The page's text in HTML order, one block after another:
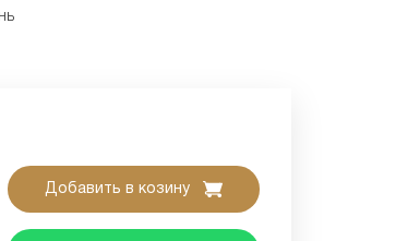
Добавить в козину